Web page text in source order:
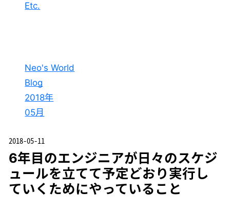
Etc.
Neo's World
Blog
2018年
05月
2018-05-11
6年目のエンジニアが日々のスケジ
ュールを立てて予定どおり実行し
ていくためにやっていること